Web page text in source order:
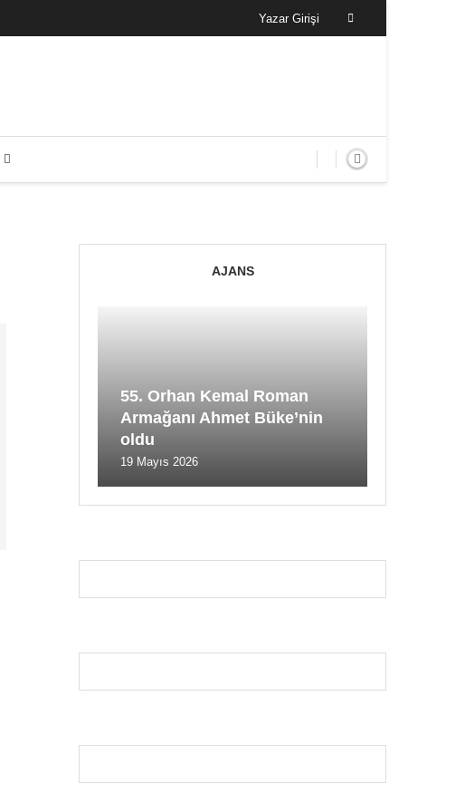
Yazar Girişi
AJANS
55. Orhan Kemal Roman
Armağanı Ahmet Büke’nin
oldu
19 Mayıs 2026